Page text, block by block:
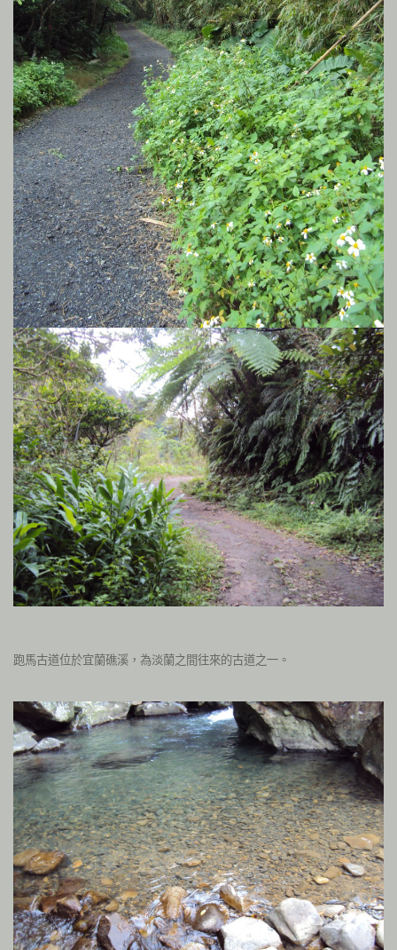
跑馬古道位於宜蘭礁溪，為淡蘭之間往來的古道之一。